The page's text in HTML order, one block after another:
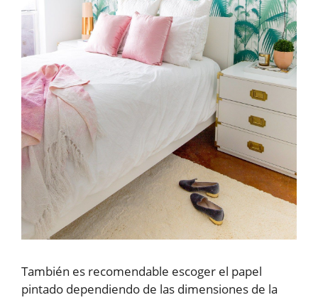
También es recomendable escoger el papel
pintado dependiendo de las dimensiones de la